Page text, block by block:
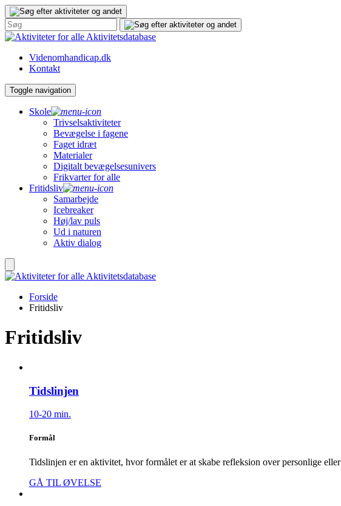
Gå
til
indhold
Aktivitetsdatabase
Videnomhandicap.dk
Kontakt
Toggle navigation
Skole
Trivselsaktiviteter
Bevægelse i fagene
Faget idræt
Materialer
Digitalt bevægelsesunivers
Frikvarter for alle
Fritidsliv
Samarbejde
Icebreaker
Høj/lav puls
Ud i naturen
Aktiv dialog
Aktivitetsdatabase
Forside
Fritidsliv
Fritidsliv
Tidslinjen
10-20 min.
Formål
Tidslinjen er en aktivitet, hvor formålet er at skabe refleksion over personlige
GÅ TIL ØVELSE